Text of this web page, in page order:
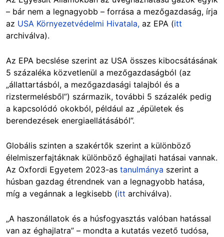
– bár nem a legnagyobb – forrása a mezőgazdaság, írja
az USA Környezetvédelmi Hivatala, az EPA (itt
archiválva).
Az EPA becslése szerint az USA összes kibocsátásának
5 százaléka közvetlenül a mezőgazdaságból (az
„állattartásból, a mezőgazdasági talajból és a
rizstermelésből”) származik, további 5 százalék pedig
a kapcsolódó okokból, például az „épületek és
berendezések energiaellátásából”.
Globális szinten a szakértők szerint a különböző
élelmiszerfajtáknak különböző éghajlati hatásai vannak.
Az Oxfordi Egyetem 2023-as tanulmánya szerint a
húsban gazdag étrendnek van a legnagyobb hatása,
míg a vegánnak a legkisebb (itt archiválva).
„A haszonállatok és a húsfogyasztás valóban hatással
van az éghajlatra” – mondta a kutatás vezető tudósa,